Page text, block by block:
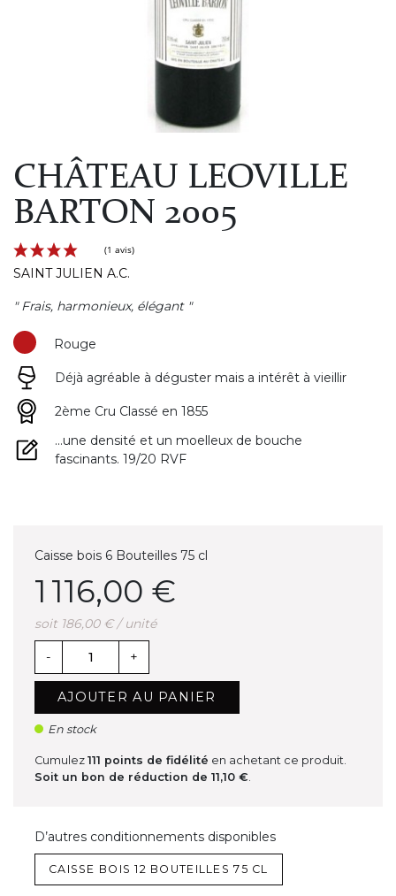
CHÂTEAU LEOVILLE
BARTON 2005
(1 avis)
SAINT JULIEN A.C.
" Frais, harmonieux, élégant "
Rouge
Déjà agréable à déguster mais a intérêt à vieillir
2ème Cru Classé en 1855
...une densité et un moelleux de bouche
fascinants. 19/20 RVF
Caisse bois 6 Bouteilles 75 cl
1 116,00 €
soit 186,00 € / unité
- +
AJOUTER AU PANIER
En stock
Cumulez 111 points de fidélité en achetant ce produit.
Soit un bon de réduction de 11,10 €
D’autres conditionnements disponibles
CAISSE BOIS 12 BOUTEILLES 75 CL